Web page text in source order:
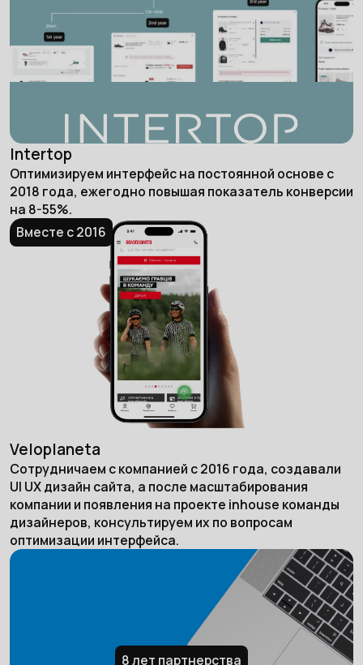
Intertop
Оптимизируем интерфейс на постоянной основе с
2018 года, ежегодно повышая показатель конверсии
на 8-55%.
Вместе с 2016
Veloplaneta
Сотрудничаем с компанией с 2016 года, создавали
UI UX дизайн сайта, а после масштабирования
компании и появления на проекте inhouse команды
дизайнеров, консультируем их по вопросам
оптимизации интерфейса.
8 лет партнерства